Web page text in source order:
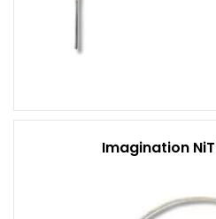
Imagination